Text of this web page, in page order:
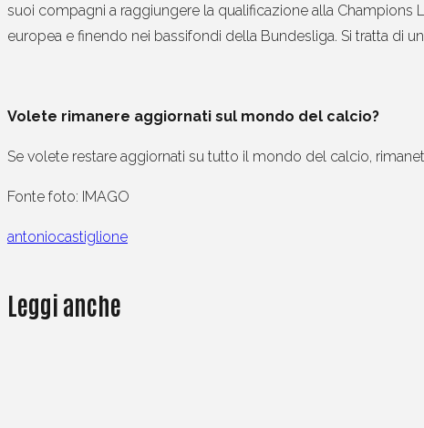
suoi compagni a raggiungere la qualificazione alla
europea e finendo nei bassifondi della Bundesliga. Si tratta di
Volete rimanere aggiornati sul mondo del calcio?
Se volete restare aggiornati su tutto il mondo del calcio,
Fonte foto: IMAGO
antoniocastiglione
Leggi anche